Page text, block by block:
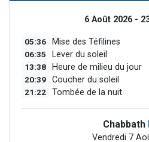
6 Août 2026 -
05:36 Mise des Téfilines
06:35 Lever du soleil
13:38 Heure de milieu du jour
20:39 Coucher du soleil
21:22 Tombée de la nuit
Chabbath
Vendredi 7